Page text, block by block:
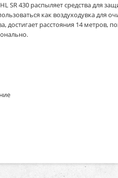
SR 430 распыляет средства для
как воздуходувка для
достигает расстояния 14